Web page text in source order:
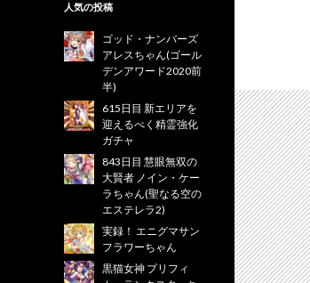
人気の投稿
ゴッド・ナンバーズ
アレスちゃん(ゴール
デンアワード2020前
半)
615日目 新エリアを
迎えるべく精霊強化
ガチャ
843日目 慧眼無双の
大賢者 ノイン・ケー
ラちゃん(聖なる空の
エステレラ2)
実録！ エニグマサン
フラワーちゃん
黒猫女神 プリフィ